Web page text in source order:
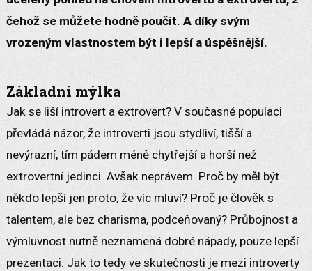
čehož se můžete hodně poučit. A díky svým
vrozeným vlastnostem být i lepší a úspěšnější.
Základní mýlka
Jak se liší introvert a extrovert? V současné populaci
převládá názor, že introverti jsou stydliví, tišší a
nevýrazní, tím pádem méně chytřejší a horší než
extrovertní jedinci. Avšak neprávem. Proč by měl být
někdo lepší jen proto, že víc mluví? Proč je člověk s
talentem, ale bez charisma, podceňovaný? Průbojnost a
výmluvnost nutně neznamená dobré nápady, pouze lepší
prezentaci. Jak to tedy ve skutečnosti je mezi introverty